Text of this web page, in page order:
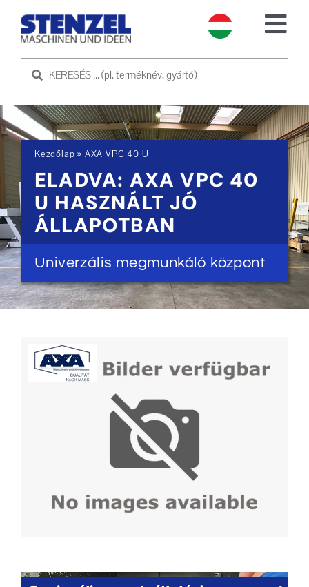
HASZNÁLT GÉPEK
ELADÓ GÉP
SZOLGÁLTATÁS
RÓLUNK
KAPCSOLATFELVÉTEL
Kezdőlap » AXA VPC 40 U
ELADVA: AXA VPC 40
U HASZNÁLT JÓ
ÁLLAPOTBAN
Univerzális megmunkáló központ